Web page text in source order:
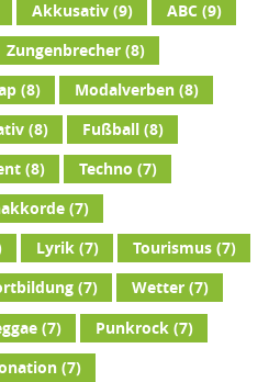
Akkusativ(9) ABC (9)
Zungenbrecher(8)
(8) Modalverben(8)
(8) Fußball(8)
(8) Techno (7)
(7)
Lyrik(7) Tourismus(7)
(7) Wetter(7)
(7) Punkrock(7)
(7)